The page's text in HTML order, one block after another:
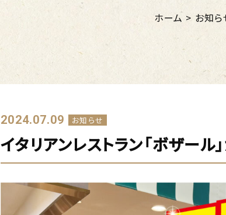
ホーム > お知
2024.07.09 お知らせ
イタリアンレストラン「ボザール